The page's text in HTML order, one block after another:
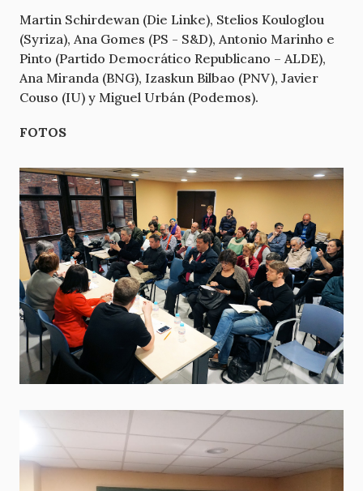
Martin Schirdewan (Die Linke), Stelios Kouloglou
(Syriza), Ana Gomes (PS - S&D), Antonio Marinho e
Pinto (Partido Democrático Republicano – ALDE),
Ana Miranda (BNG), Izaskun Bilbao (PNV), Javier
Couso (IU) y Miguel Urbán (Podemos).
FOTOS